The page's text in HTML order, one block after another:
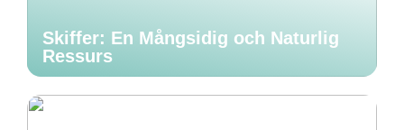
Skiffer: En Mångsidig och Naturlig
Ressurs